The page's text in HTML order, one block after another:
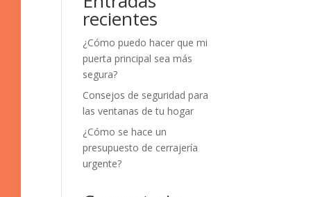
recientes
¿Cómo puedo hacer que mi
puerta principal sea más
segura?
Consejos de seguridad para
las ventanas de tu hogar
¿Cómo se hace un
presupuesto de cerrajería
urgente?